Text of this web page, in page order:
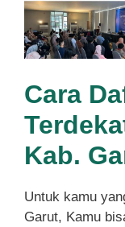
Cara
Kab.
Untuk kamu
Garut, Kamu